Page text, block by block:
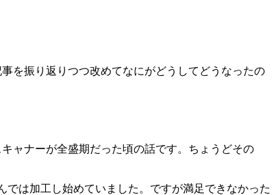
を振り返りつつ改めてなにがどうしてどうなったの
ャナーが全盛期だった頃の話です。ちょうどその
は加工し始めていました。ですが満足できなかった